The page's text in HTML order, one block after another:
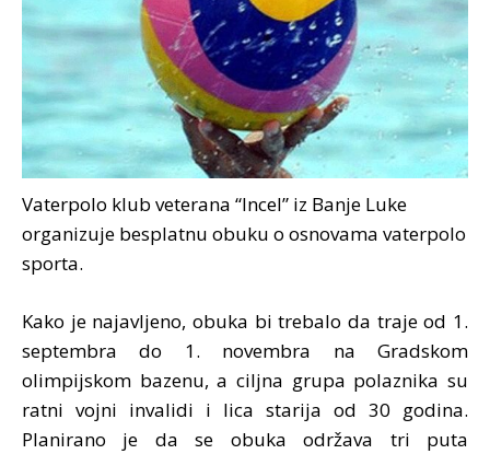
Vaterpolo klub veterana “Incel” iz Banje Luke
organizuje besplatnu obuku o osnovama vaterpolo
sporta.
Kako je najavljeno, obuka bi trebalo da traje od 1.
septembra do 1. novembra na Gradskom
olimpijskom bazenu, a ciljna grupa polaznika su
ratni vojni invalidi i lica starija od 30 godina.
Planirano je da se obuka održava tri puta